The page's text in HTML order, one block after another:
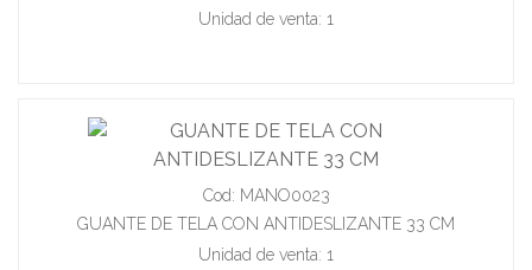
Unidad de venta: 1
Cod: MANO0023
GUANTE DE TELA CON ANTIDESLIZANTE 33 CM
Unidad de venta: 1